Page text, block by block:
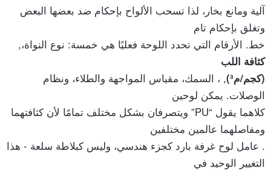
آلية ومانع بخار، لذا تسحب الألواح بإحكام ضد بعضها البعض
وتغلق بإحكام تام
خط. الأرقام التي تحدد اللوحة فعليًا هي خمسة: نوع النواة،,
كثافة اللب
(كجم/م³) , ، السمك، مقياس المواجهة والطلاء، ونظام
الوصلات. يمكن لوحين
كلاهما يقول “PU” ويتصرفان بشكل مختلف تمامًا لأن كثافتهما
ومفاصلهما عالمين مختلفين
. عامل لوح غرفة بارد كجزء هندسي، وليس كبلاطة سلعة - هذا
التغيير الوحيد في